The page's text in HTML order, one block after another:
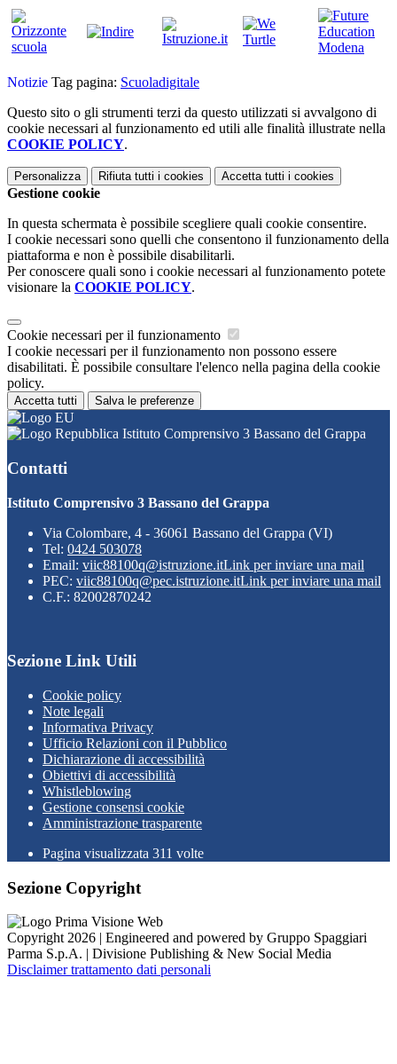
Notizie Tag pagina: Scuoladigitale
Questo sito o gli strumenti terzi da questo utilizzati si avvalgono di
cookie necessari al funzionamento ed utili alle finalità illustrate nella
COOKIE POLICY.
Personalizza Rifiuta tutti i cookies Accetta tutti i cookies
Gestione cookie
In questa schermata è possibile scegliere quali cookie consentire.
I cookie necessari sono quelli che consentono il funzionamento della
piattaforma e non è possibile disabilitarli.
Per conoscere quali sono i cookie necessari al funzionamento potete
visionare la COOKIE POLICY.
Cookie necessari per il funzionamento
I cookie necessari per il funzionamento non possono essere
disabilitati. È possibile consultare l'elenco nella pagina della cookie
policy.
Accetta tutti Salva le preferenze
Istituto Comprensivo 3 Bassano del Grappa
Contatti
Istituto Comprensivo 3 Bassano del Grappa
Via Colombare, 4 - 36061 Bassano del Grappa (VI)
Tel: 0424 503078
Email: viic88100q@istruzione.itLink per inviare una mail
PEC: viic88100q@pec.istruzione.itLink per inviare una mail
C.F.: 82002870242
Sezione Link Utili
Cookie policy
Note legali
Informativa Privacy
Ufficio Relazioni con il Pubblico
Dichiarazione di accessibilità
Obiettivi di accessibilità
Whistleblowing
Gestione consensi cookie
Amministrazione trasparente
Pagina visualizzata 311 volte
Sezione Copyright
Copyright 2026 | Engineered and powered by Gruppo Spaggiari
Parma S.p.A. | Divisione Publishing & New Social Media
Disclaimer trattamento dati personali